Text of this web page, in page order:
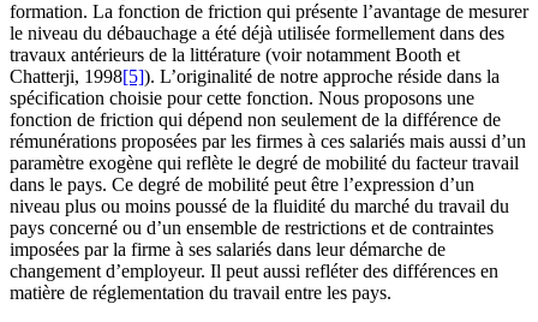
formation. La fonction de friction qui présente l’avantage de mesurer
le niveau du débauchage a été déjà utilisée formellement dans des
travaux antérieurs de la littérature (voir notamment Booth et
Chatterji, 1998[5]). L’originalité de notre approche réside dans la
spécification choisie pour cette fonction. Nous proposons une
fonction de friction qui dépend non seulement de la différence de
rémunérations proposées par les firmes à ces salariés mais aussi d’un
paramètre exogène qui reflète le degré de mobilité du facteur travail
dans le pays. Ce degré de mobilité peut être l’expression d’un
niveau plus ou moins poussé de la fluidité du marché du travail du
pays concerné ou d’un ensemble de restrictions et de contraintes
imposées par la firme à ses salariés dans leur démarche de
changement d’employeur. Il peut aussi refléter des différences en
matière de réglementation du travail entre les pays.